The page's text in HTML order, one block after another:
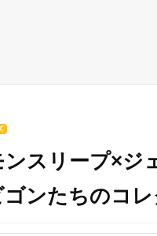
ンスリープ×
ゴンたちのコ